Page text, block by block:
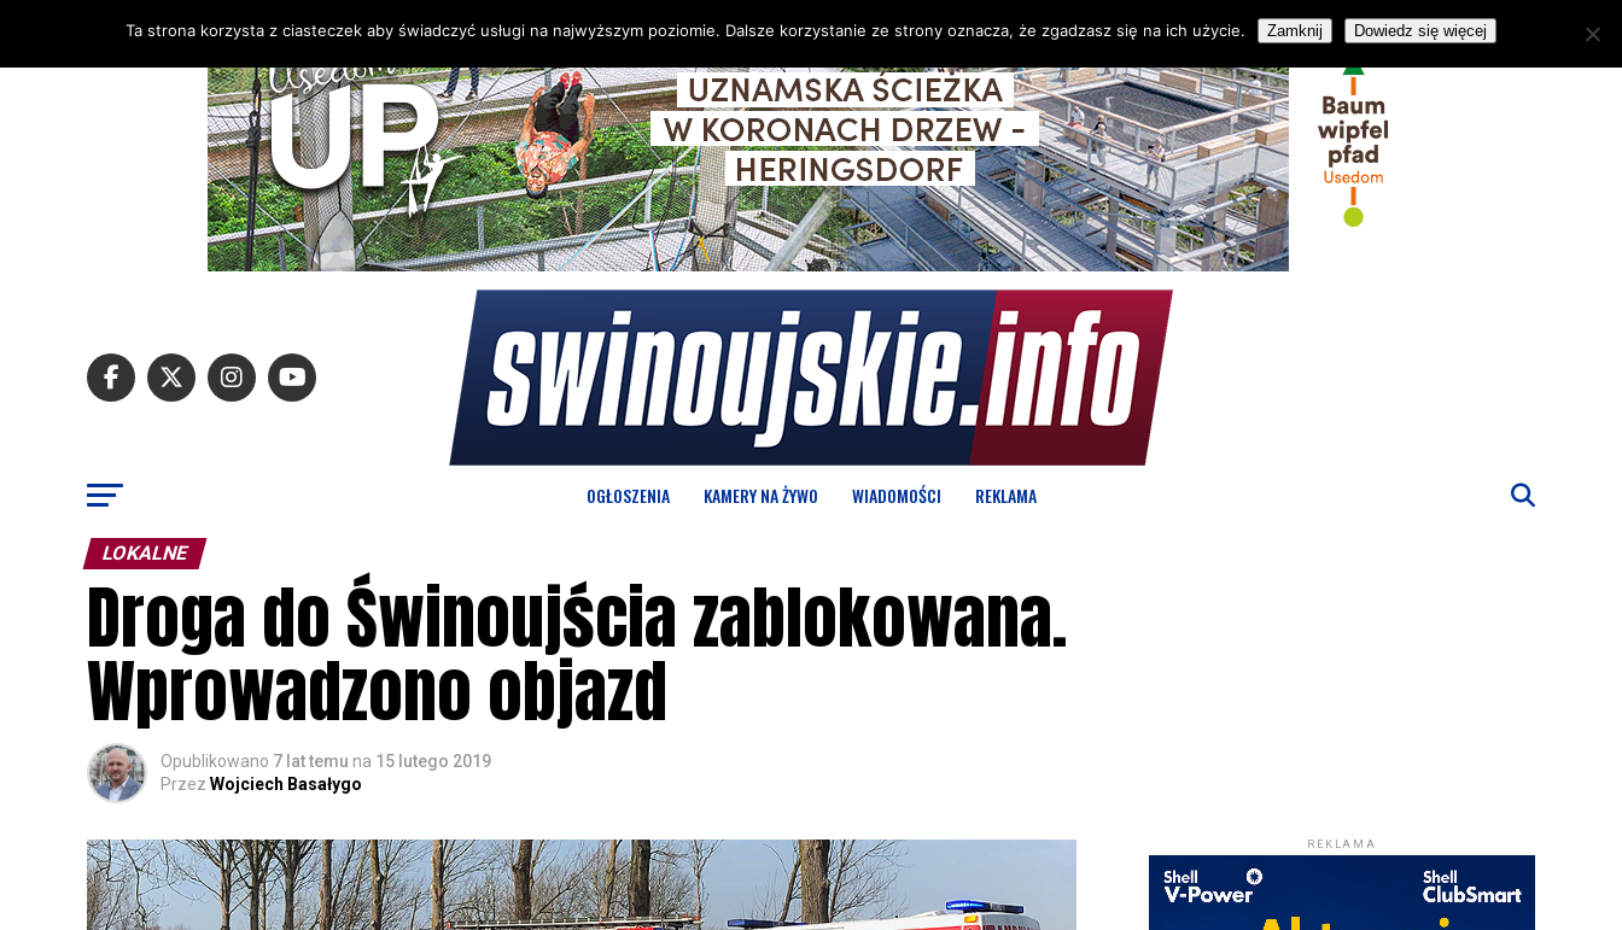
OGŁOSZENIA KAMERY NA ŻYWO WIADOMOŚCI REKLAMA
LOKALNE
Droga do Świnoujścia zablokowana.
Wprowadzono objazd
Opublikowano 7 lat temu na 15 lutego 2019
Przez Wojciech Basałygo
REKLAMA
Ta strona korzysta z ciasteczek aby świadczyć usługi na najwyższym poziomie. Dalsze korzystanie ze strony oznacza, że zgadzasz się na ich użycie. Zamknij Dowiedz się więcej